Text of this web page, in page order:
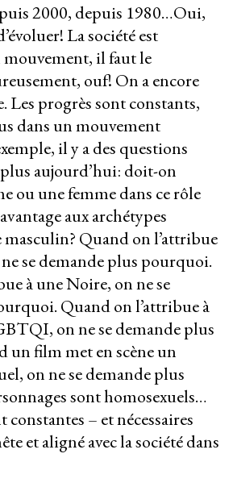
2000, depuis 1980…Oui,
La société est
il faut le
ouf! On a encore
Les progrès sont constants,
dans un mouvement
il y a des questions
plus aujourd’hui: doit-on
ou une femme dans ce rôle
aux archétypes
masculin? Quand on l’attribue
se demande plus pourquoi.
à une Noire, on ne se
Quand on l’attribue à
on ne se demande plus
un film met en scène un
on ne se demande plus
sont homosexuels…
constantes – et nécessaires
et aligné avec la société dans